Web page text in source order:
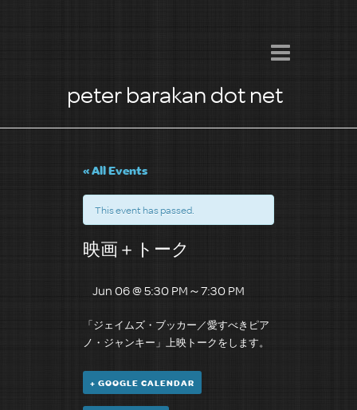
peter barakan dot net
« All Events
This event has passed.
映画＋トーク
Jun 06 @ 5:30 PM～7:30 PM
「ジェイムズ・ブッカー／愛すべきピア
ノ・ジャンキー」上映トークをします。
+ GOOGLE CALENDAR